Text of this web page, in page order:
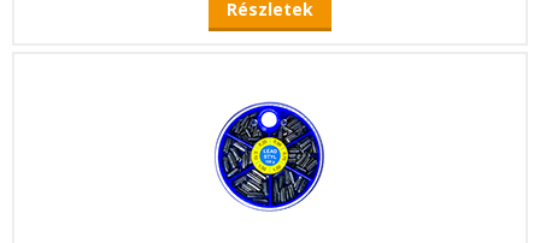
Részletek